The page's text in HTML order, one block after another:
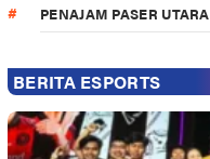
PENAJAM PASER UTARA
BERITA ESPORTS